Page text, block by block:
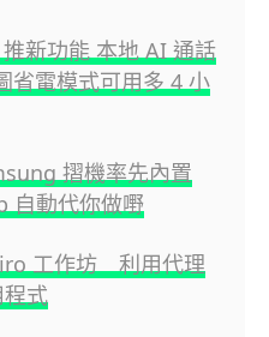
新功能 本地 AI 通話
省電模式可用多 4 小
摺機率先內置
自動代你做嘢
工作坊 利用代理
式